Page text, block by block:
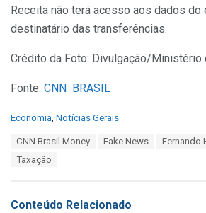
Receita não terá acesso aos dados do
destinatário das transferências.
Crédito da Foto: Divulgação/Ministério
Fonte: CNN BRASIL
C
i
Economia, Notícias Gerais
CNN Brasil Money Fake News Fernando
Taxação
Conteúdo Relacionado